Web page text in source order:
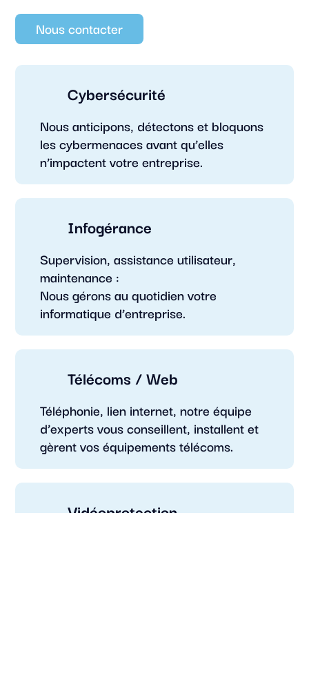
Nous contacter
Cybersécurité
Nous anticipons, détectons et bloquons
les cybermenaces avant qu’elles
n’impactent votre entreprise.
Infogérance
Supervision, assistance utilisateur,
maintenance :
Nous gérons au quotidien votre
informatique d’entreprise.
Télécoms / Web
Téléphonie, lien internet, notre équipe
d’experts vous conseillent, installent et
gèrent vos équipements télécoms.
Vidéoprotection